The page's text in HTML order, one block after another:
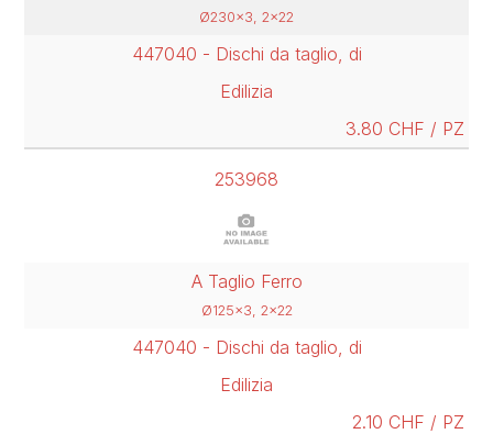
Ø230x3, 2x22
447040 - Dischi da taglio, di
Edilizia
3.80 CHF / PZ
253968
A Taglio Ferro
Ø125x3, 2x22
447040 - Dischi da taglio, di
Edilizia
2.10 CHF / PZ